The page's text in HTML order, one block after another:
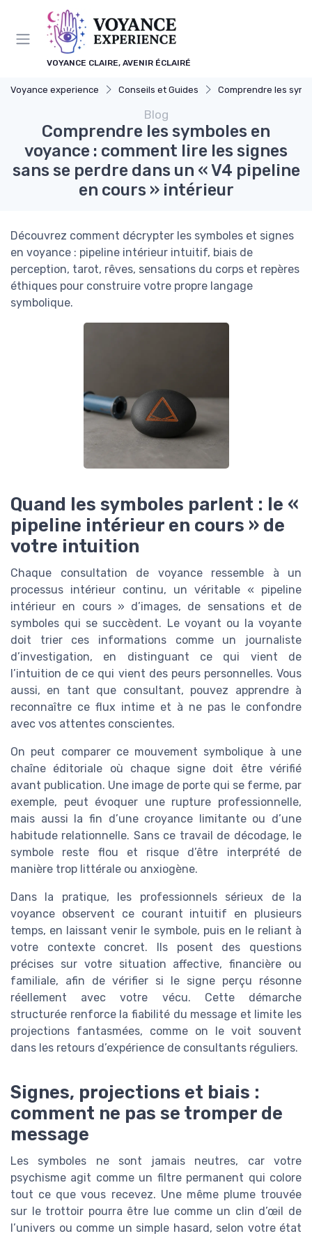
VOYANCE CLAIRE, AVENIR ÉCLAIRÉ
Voyance experience Conseils et Guides Comprendre les symboles et
Blog
Comprendre les symboles en
voyance : comment lire les signes
sans se perdre dans un « V4 pipeline
en cours » intérieur
Découvrez comment décrypter les symboles et signes
en voyance : pipeline intérieur intuitif, biais de
perception, tarot, rêves, sensations du corps et repères
éthiques pour construire votre propre langage
symbolique.
Quand les symboles parlent : le «
pipeline intérieur en cours » de
votre intuition
Chaque consultation de voyance ressemble à un
processus intérieur continu, un véritable « pipeline
intérieur en cours » d’images, de sensations et de
symboles qui se succèdent. Le voyant ou la voyante
doit trier ces informations comme un journaliste
d’investigation, en distinguant ce qui vient de
l’intuition de ce qui vient des peurs personnelles. Vous
aussi, en tant que consultant, pouvez apprendre à
reconnaître ce flux intime et à ne pas le confondre
avec vos attentes conscientes.
On peut comparer ce mouvement symbolique à une
chaîne éditoriale où chaque signe doit être vérifié
avant publication. Une image de porte qui se ferme, par
exemple, peut évoquer une rupture professionnelle,
mais aussi la fin d’une croyance limitante ou d’une
habitude relationnelle. Sans ce travail de décodage, le
symbole reste flou et risque d’être interprété de
manière trop littérale ou anxiogène.
Dans la pratique, les professionnels sérieux de la
voyance observent ce courant intuitif en plusieurs
temps, en laissant venir le symbole, puis en le reliant à
votre contexte concret. Ils posent des questions
précises sur votre situation affective, financière ou
familiale, afin de vérifier si le signe perçu résonne
réellement avec votre vécu. Cette démarche
structurée renforce la fiabilité du message et limite les
projections fantasmées, comme on le voit souvent
dans les retours d’expérience de consultants réguliers.
Signes, projections et biais :
comment ne pas se tromper de
message
Les symboles ne sont jamais neutres, car votre
psychisme agit comme un filtre permanent qui colore
tout ce que vous recevez. Une même plume trouvée
sur le trottoir pourra être lue comme un clin d’œil de
l’univers ou comme un simple hasard, selon votre état
Panneau de gestion des cookies